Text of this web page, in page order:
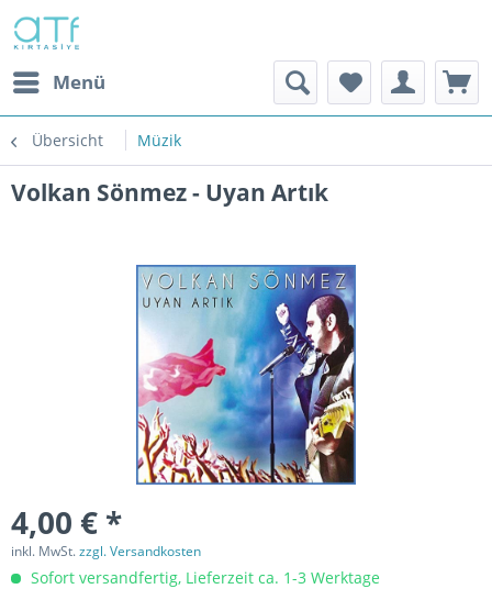
Menü
Übersicht Müzik
Volkan Sönmez - Uyan Artık
4,00 € *
inkl. MwSt.zzgl. Versandkosten
Sofort versandfertig, Lieferzeit ca. 1-3 Werktage